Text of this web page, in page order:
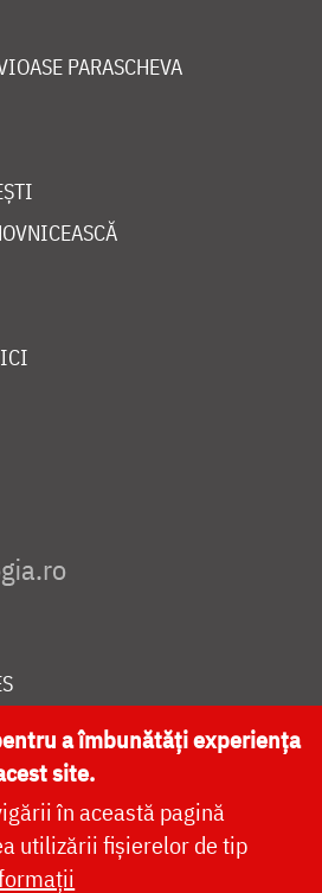
PARASCHEVA
CATEDRALA NAȚIONALĂ
a îmbunătăți experiența
site.
în această pagină
utilizării fișierelor de tip